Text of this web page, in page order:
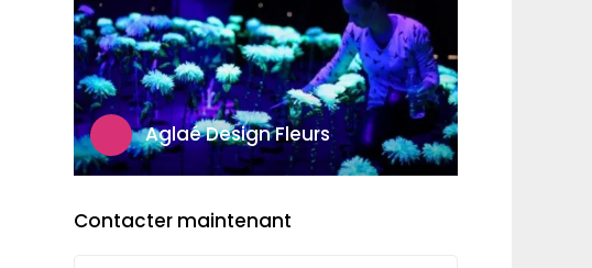
Aglaé Design Fleurs
Contacter maintenant